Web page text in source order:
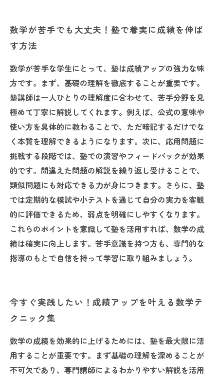
数学が苦手でも大丈夫！塾で着実に成績を伸ば
す方法
数学が苦手な学生にとって、塾は成績アップの強力な味
方です。まず、基礎の理解を徹底することが重要です。
塾講師は一人ひとりの理解度に合わせて、苦手分野を見
極めて丁寧に解説してくれます。例えば、公式の意味や
使い方を具体的に教わることで、ただ暗記するだけでな
く本質を理解できるようになります。次に、応用問題に
挑戦する段階では、塾での演習やフィードバックが効果
的です。間違えた問題の解説を繰り返し受けることで、
類似問題にも対応できる力が身につきます。さらに、塾
では定期的な模試や小テストを通じて自分の実力を客観
的に評価できるため、弱点を明確にしやすくなります。
これらのポイントを意識して塾を活用すれば、数学の成
績は確実に向上します。苦手意識を持つ方も、専門的な
指導のもとで自信を持って学習に取り組みましょう。
今すぐ実践したい！成績アップを叶える数学テ
クニック集
数学の成績を効果的に上げるためには、塾を最大限に活
用することが重要です。まず基礎の理解を深めることが
不可欠であり、専門講師によるわかりやすい解説を活用